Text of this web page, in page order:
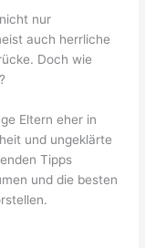
nur
auch herrliche
Doch wie
Eltern eher in
und ungeklärte
Tipps
und die besten